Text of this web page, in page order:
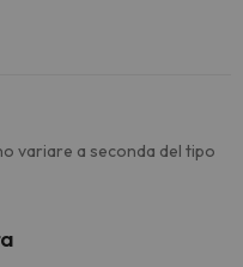
variare a seconda del tipo